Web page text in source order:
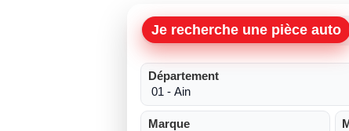
Je recherche une pièce auto
Département
Marque